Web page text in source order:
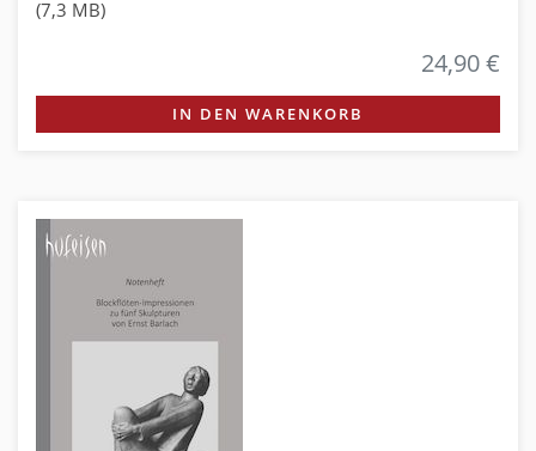
(7,3 MB)
24,90 €
IN DEN WARENKORB